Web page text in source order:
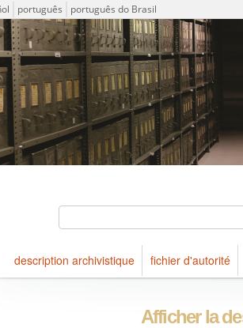
português português do Brasil
for archival holdings maintained at Arquivo
Project
description archivistique fichier d'autorité
Afficher la